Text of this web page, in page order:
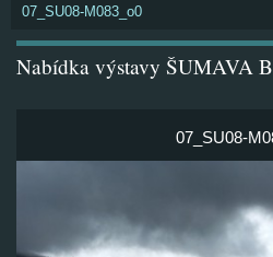
07_SU08-M083_o0
Nabídka výstavy ŠUMAVA
07_SU08-